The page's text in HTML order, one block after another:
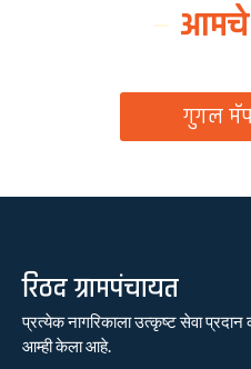
आमचे
गुगल
रिठद ग्रामपंचायत
प्रत्येक नागरिकाला उत्कृष्ट सेवा प्रदान
आम्ही केला आहे.